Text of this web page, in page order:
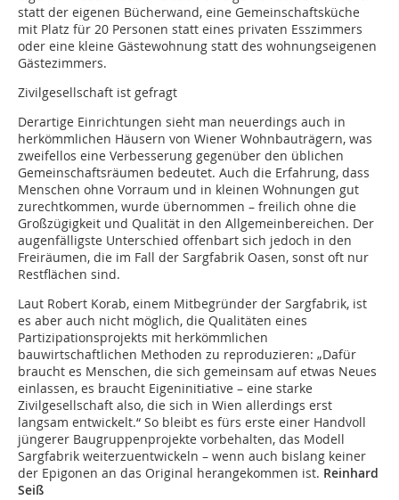
statt der eigenen Bücherwand, eine Gemeinschaftsküche
mit Platz für 20 Personen statt eines privaten Esszimmers
oder eine kleine Gästewohnung statt des wohnungseigenen
Gästezimmers.
Zivilgesellschaft ist gefragt
Derartige Einrichtungen sieht man neuerdings auch in
herkömmlichen Häusern von Wiener Wohnbauträgern, was
zweifellos eine Verbesserung gegenüber den üblichen
Gemeinschaftsräumen bedeutet. Auch die Erfahrung, dass
Menschen ohne Vorraum und in kleinen Wohnungen gut
zurechtkommen, wurde übernommen – freilich ohne die
Großzügigkeit und Qualität in den Allgemeinbereichen. Der
augenfälligste Unterschied offenbart sich jedoch in den
Freiräumen, die im Fall der Sargfabrik Oasen, sonst oft nur
Restflächen sind.
Laut Robert Korab, einem Mitbegründer der Sargfabrik, ist
es aber auch nicht möglich, die Qualitäten eines
Partizipationsprojekts mit herkömmlichen
bauwirtschaftlichen Methoden zu reproduzieren: „Dafür
braucht es Menschen, die sich gemeinsam auf etwas Neues
einlassen, es braucht Eigeninitiative – eine starke
Zivilgesellschaft also, die sich in Wien allerdings erst
langsam entwickelt.“ So bleibt es fürs erste einer Handvoll
jüngerer Baugruppenprojekte vorbehalten, das Modell
Sargfabrik weiterzuentwickeln – wenn auch bislang keiner
der Epigonen an das Original herangekommen ist. Reinhard
Seiß